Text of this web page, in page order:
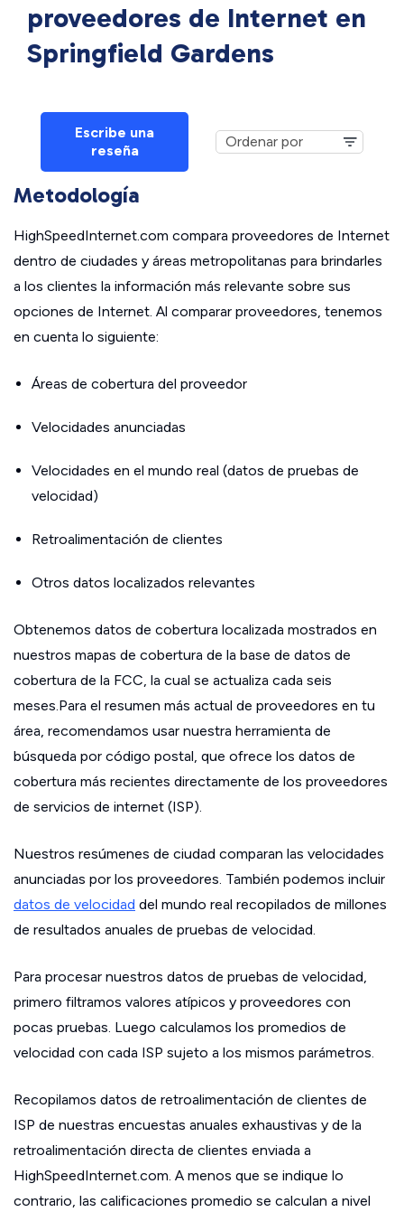
proveedores de Internet en
Springfield Gardens
Escribe una
reseña
Metodología
HighSpeedInternet.com compara proveedores de Internet
dentro de ciudades y áreas metropolitanas para brindarles
a los clientes la información más relevante sobre sus
opciones de Internet. Al comparar proveedores, tenemos
en cuenta lo siguiente:
Áreas de cobertura del proveedor
Velocidades anunciadas
Velocidades en el mundo real (datos de pruebas de
velocidad)
Retroalimentación de clientes
Otros datos localizados relevantes
Obtenemos datos de cobertura localizada mostrados en
nuestros mapas de cobertura de la base de datos de
cobertura de la FCC, la cual se actualiza cada seis
meses.Para el resumen más actual de proveedores en tu
área, recomendamos usar nuestra herramienta de
búsqueda por código postal, que ofrece los datos de
cobertura más recientes directamente de los proveedores
de servicios de internet (ISP).
Nuestros resúmenes de ciudad comparan las velocidades
anunciadas por los proveedores. También podemos incluir
datos de velocidad del mundo real recopilados de millones
de resultados anuales de pruebas de velocidad.
Para procesar nuestros datos de pruebas de velocidad,
primero filtramos valores atípicos y proveedores con
pocas pruebas. Luego calculamos los promedios de
velocidad con cada ISP sujeto a los mismos parámetros.
Recopilamos datos de retroalimentación de clientes de
ISP de nuestras encuestas anuales exhaustivas y de la
retroalimentación directa de clientes enviada a
HighSpeedInternet.com. A menos que se indique lo
contrario, las calificaciones promedio se calculan a nivel